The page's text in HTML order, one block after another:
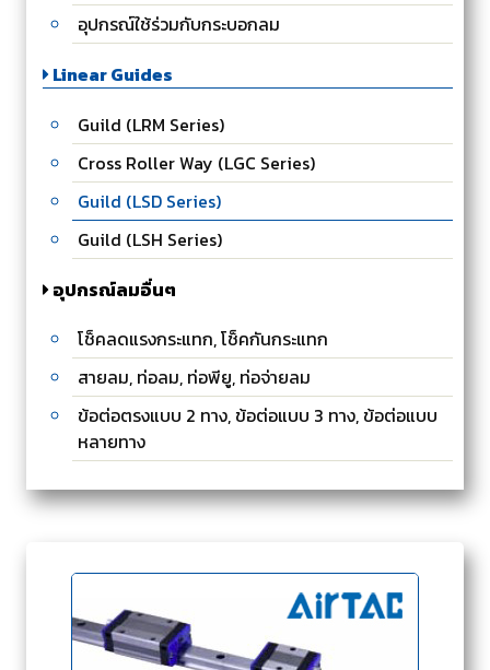
อุปกรณ์ใช้ร่วมกับกระบอกลม
Linear Guides
Guild (LRM Series)
Cross Roller Way (LGC Series)
Guild (LSD Series)
Guild (LSH Series)
อุปกรณ์ลมอื่นๆ
โช็คลดแรงกระแทก, โช็คกันกระแทก
สายลม, ท่อลม, ท่อพียู, ท่อจ่ายลม
ข้อต่อตรงแบบ 2 ทาง, ข้อต่อแบบ 3 ทาง, ข้อต่อแบบ
หลายทาง